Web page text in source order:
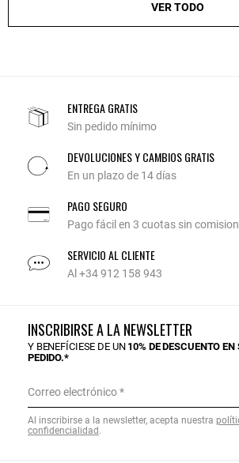
VER TODO
ENTREGA GRATIS
Sin pedido mínimo
DEVOLUCIONES Y CAMBIOS GRATIS
En un plazo de 14 días
PAGO SEGURO
Pago fácil en 3 cuotas sin
SERVICIO AL CLIENTE
Al +34 912 158 943
INSCRIBIRSE A LA NEWSLETTER
Y BENEFÍCIESE DE UN 10% DE DESCUENTO EN
PEDIDO.*
Correo electrónico
Al inscribirse a la newsletter, acepta nuestra
confidencialidad.